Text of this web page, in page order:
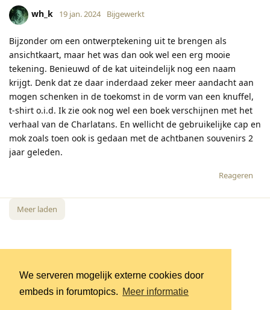
We serveren mogelijk externe cookies door
embeds in forumtopics. Meer informatie
wh_k 19 jan. 2024 Bijgewerkt
Bijzonder om een ontwerptekening uit te brengen als
ansichtkaart, maar het was dan ook wel een erg mooie
tekening. Benieuwd of de kat uiteindelijk nog een naam
krijgt. Denk dat ze daar inderdaad zeker meer aandacht aan
mogen schenken in de toekomst in de vorm van een knuffel,
t-shirt o.i.d. Ik zie ook nog wel een boek verschijnen met het
verhaal van de Charlatans. En wellicht de gebruikelijke cap en
mok zoals toen ook is gedaan met de achtbanen souvenirs 2
jaar geleden.
Reageren
Meer laden